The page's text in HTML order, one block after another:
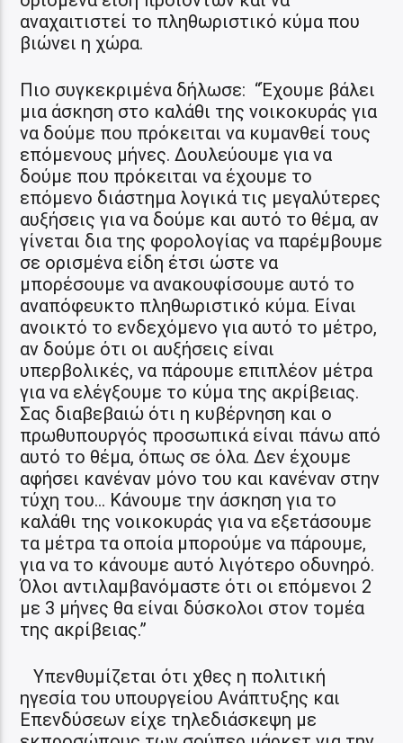
αναχαιτιστεί το πληθωριστικό κύμα που
βιώνει η χώρα.
Πιο συγκεκριμένα δήλωσε: “Έχουμε βάλει
μια άσκηση στο καλάθι της νοικοκυράς για
να δούμε που πρόκειται να κυμανθεί τους
επόμενους μήνες. Δουλεύουμε για να
δούμε που πρόκειται να έχουμε το
επόμενο διάστημα λογικά τις μεγαλύτερες
αυξήσεις για να δούμε και αυτό το θέμα, αν
γίνεται δια της φορολογίας να παρέμβουμε
σε ορισμένα είδη έτσι ώστε να
μπορέσουμε να ανακουφίσουμε αυτό το
αναπόφευκτο πληθωριστικό κύμα. Είναι
ανοικτό το ενδεχόμενο για αυτό το μέτρο,
αν δούμε ότι οι αυξήσεις είναι
υπερβολικές, να πάρουμε επιπλέον μέτρα
για να ελέγξουμε το κύμα της ακρίβειας.
Σας διαβεβαιώ ότι η κυβέρνηση και ο
πρωθυπουργός προσωπικά είναι πάνω από
αυτό το θέμα, όπως σε όλα. Δεν έχουμε
αφήσει κανέναν μόνο του και κανέναν στην
τύχη του… Κάνουμε την άσκηση για το
καλάθι της νοικοκυράς για να εξετάσουμε
τα μέτρα τα οποία μπορούμε να πάρουμε,
για να το κάνουμε αυτό λιγότερο οδυνηρό.
Όλοι αντιλαμβανόμαστε ότι οι επόμενοι 2
με 3 μήνες θα είναι δύσκολοι στον τομέα
της ακρίβειας.”
Υπενθυμίζεται ότι χθες η πολιτική
ηγεσία του υπουργείου Ανάπτυξης και
Επενδύσεων είχε τηλεδιάσκεψη με